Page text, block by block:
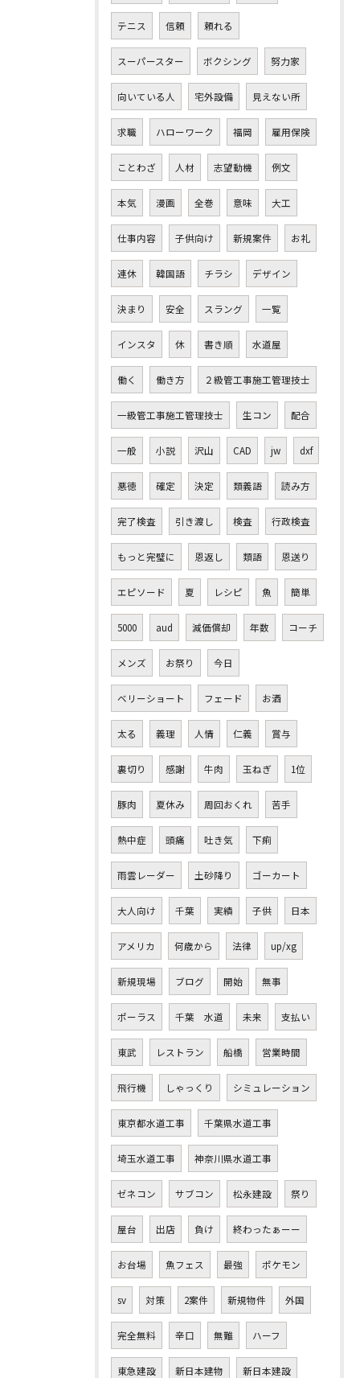
テニス 信頼 頼れる
スーパースター ボクシング 努力家
向いている人 宅外設備 見えない所
求職 ハローワーク 福岡 雇用保険
ことわざ 人材 志望動機 例文
本気 漫画 全巻 意味 大工
仕事内容 子供向け 新規案件 お礼
連休 韓国語 チラシ デザイン
決まり 安全 スラング 一覧
インスタ 休 書き順 水道屋
働く 働き方 ２級管工事施工管理技士
一級管工事施工管理技士 生コン 配合
一般 小説 沢山 CAD jw dxf
悪徳 確定 決定 類義語 読み方
完了検査 引き渡し 検査 行政検査
もっと完璧に 恩返し 類語 恩送り
エピソード 夏 レシピ 魚 簡単
5000 aud 減価償却 年数 コーチ
メンズ お祭り 今日
ベリーショート フェード お酒
太る 義理 人情 仁義 賞与
裏切り 感謝 牛肉 玉ねぎ 1位
豚肉 夏休み 周回おくれ 苦手
熱中症 頭痛 吐き気 下痢
雨雲レーダー 土砂降り ゴーカート
大人向け 千葉 実績 子供 日本
アメリカ 何歳から 法律 up/xg
新規現場 ブログ 開始 無事
ポーラス 千葉 水道 未来 支払い
東武 レストラン 船橋 営業時間
飛行機 しゃっくり シミュレーション
東京都水道工事 千葉県水道工事
埼玉水道工事 神奈川県水道工事
ゼネコン サブコン 松永建設 祭り
屋台 出店 負け 終わったぁーー
お台場 魚フェス 最強 ポケモン
sv 対策 2案件 新規物件 外国
完全無料 辛口 無難 ハーフ
東急建設 新日本建物 新日本建設